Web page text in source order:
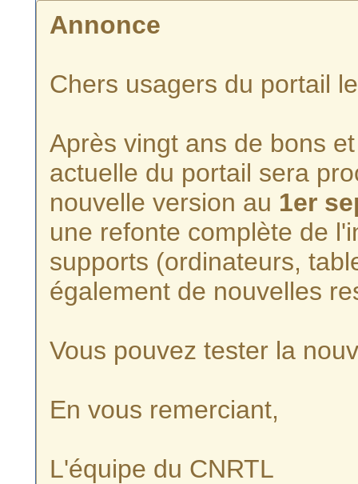
Annonce
Chers usagers du portail
Après vingt ans de bons
actuelle du portail sera
nouvelle version au 1er
une refonte complète de
supports (ordinateurs,
également de nouvelles
Vous pouvez tester la
En vous remerciant,
L'équipe du CNRTL